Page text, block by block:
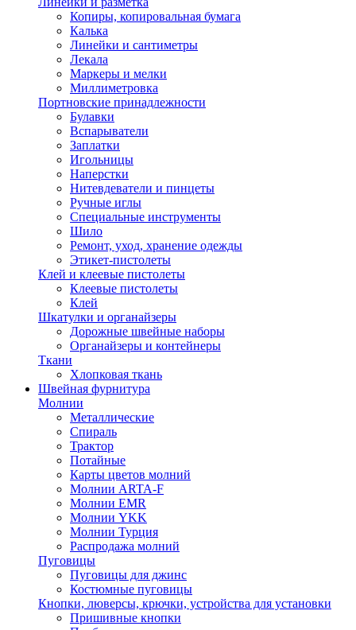
Копиры, копировальная бумага
Калька
Линейки и сантиметры
Лекала
Маркеры и мелки
Миллиметровка
Портновские принадлежности
Булавки
Вспарыватели
Заплатки
Игольницы
Наперстки
Нитевдеватели и пинцеты
Ручные иглы
Специальные инструменты
Шило
Ремонт, уход, хранение одежды
Этикет-пистолеты
Клей и клеевые пистолеты
Клеевые пистолеты
Клей
Шкатулки и органайзеры
Дорожные швейные наборы
Органайзеры и контейнеры
Ткани
Хлопковая ткань
Швейная фурнитура
Молнии
Металлические
Спираль
Трактор
Потайные
Карты цветов молний
Молнии ARTA-F
Молнии EMR
Молнии YKK
Молнии Турция
Распродажа молний
Пуговицы
Пуговицы для джинс
Костюмные пуговицы
Кнопки, люверсы, крючки, устройства для установки
Пришивные кнопки